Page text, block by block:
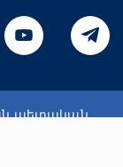
պետական